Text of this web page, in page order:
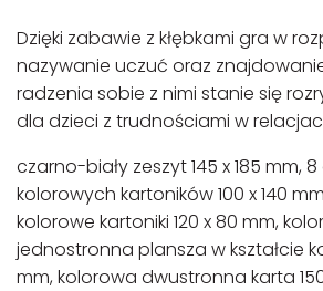
Dzięki zabawie z kłębkami gra w
nazywanie uczuć oraz
radzenia sobie z nimi stanie się
dla dzieci z trudnościami w
czarno-biały zeszyt 145 x 185 mm,
kolorowych kartoników 100 x 140
kolorowe kartoniki 120 x 80 mm,
jednostronna plansza w kształcie
mm, kolorowa dwustronna karta